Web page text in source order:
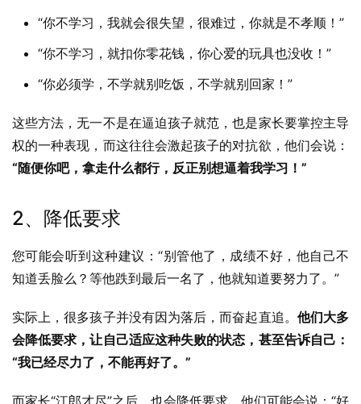
“你不学习，我就会很失望，很难过，你就是不孝顺！”
“你不学习，就扣你零花钱，你心爱的玩具也没收！”
“你必须学，不学就别吃饭，不学就别回家！”
这些方法，无一不是在逼迫孩子就范，也是家长要掌控主导
权的一种表现，而这往往会激起孩子的对抗欲，他们会说：
“随便你吧，拿走什么都行，反正别想逼着我学习！”
2、降低要求
您可能会听到这种建议：“别管他了，成绩不好，他自己不
知道丢脸么？等他跌到最后一名了，他就知道要努力了。”
实际上，很多孩子并没有因为落后，而奋起直追。 他们大多
会降低要求，让自己适应这种失败的状态，甚至告诉自己：
“我已经尽力了，不能再好了。”
而家长“江郎才尽”之后，也会降低要求，他们可能会说：“好